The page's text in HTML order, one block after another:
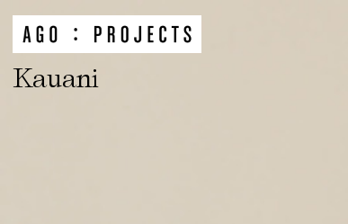
Kauani